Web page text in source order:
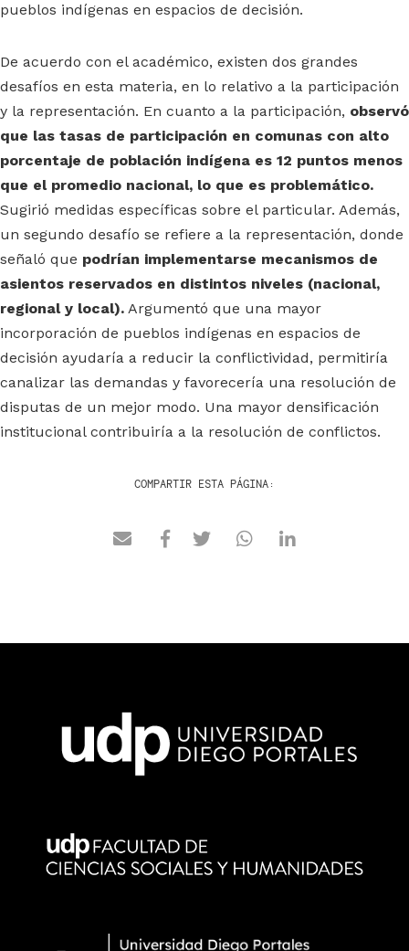
pueblos indígenas en espacios de decisión.
De acuerdo con el académico, existen dos grandes
desafíos en esta materia, en lo relativo a la participación
y la representación. En cuanto a la participación, observó
que las tasas de participación en comunas con alto
porcentaje de población indígena es 12 puntos menos
que el promedio nacional, lo que es problemático.
Sugirió medidas específicas sobre el particular. Además,
un segundo desafío se refiere a la representación, donde
señaló que podrían implementarse mecanismos de
asientos reservados en distintos niveles (nacional,
regional y local). Argumentó que una mayor
incorporación de pueblos indígenas en espacios de
decisión ayudaría a reducir la conflictividad, permitiría
canalizar las demandas y favorecería una resolución de
disputas de un mejor modo. Una mayor densificación
institucional contribuiría a la resolución de conflictos.
COMPARTIR ESTA PÁGINA: